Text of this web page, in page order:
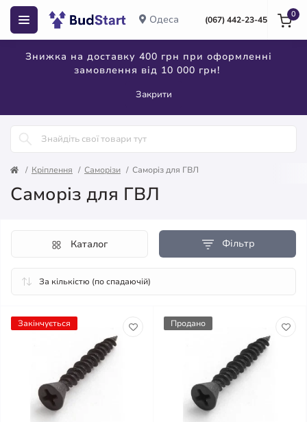
Одеса (067) 442-23-45
Знижка на доставку 400 грн при оформленні
замовлення від 10 000 грн!
Закрити
0
Кріплення Саморізи Саморіз для ГВЛ
Саморіз для ГВЛ
Фільтр
Каталог
Закінчується Продано